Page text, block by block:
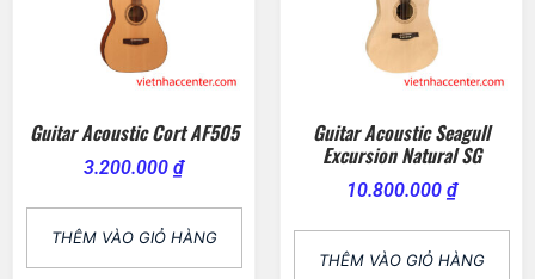
Guitar Acoustic Cort AF505
3.200.000 ₫
THÊM VÀO GIỎ HÀNG
Guitar Acoustic Seagull
Excursion Natural SG
10.800.000 ₫
THÊM VÀO GIỎ HÀNG